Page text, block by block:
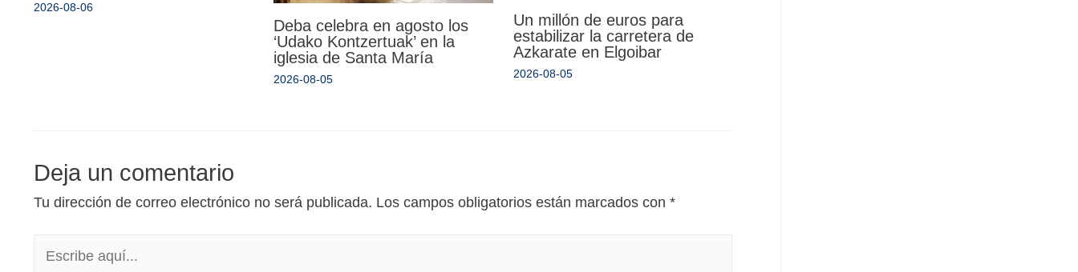
2026-08-06
Deba celebra en agosto los
‘Udako Kontzertuak’ en la
iglesia de Santa María
2026-08-05
Un millón de euros para
estabilizar la carretera de
Azkarate en Elgoibar
2026-08-05
Deja un comentario
Tu dirección de correo electrónico no será publicada. Los campos obligatorios están marcados con *